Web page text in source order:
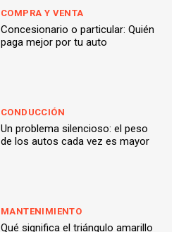
COMPRA Y VENTA
Concesionario o particular: Quién
paga mejor por tu auto
CONDUCCIÓN
Un problema silencioso: el peso
de los autos cada vez es mayor
MANTENIMIENTO
Qué significa el triángulo amarillo